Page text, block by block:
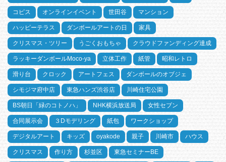
コピス オンラインイベント 世田谷 マンション
ハッピーテラス ダンボールアートの日 家具
クリスマス・ツリー うごくおもちゃ クラウドファンディング達成
ラッキーダンボールMoco-ya 立体工作 紙管 昭和レトロ
滑り台 クロック アートフェス ダンボールのオブジェ
シモジマ府中店 東急ハンズ渋谷店 川崎住宅公園
BS朝日「緑のコトノハ」 NHK横浜放送局 女性セブン
合同展示会 ３Dモデリング 紙包 ワークショップ
デジタルアート キッズ oyakode 親子 川崎市 ハウス
クリスマス 作り方 杉並区 東急セミナーBE